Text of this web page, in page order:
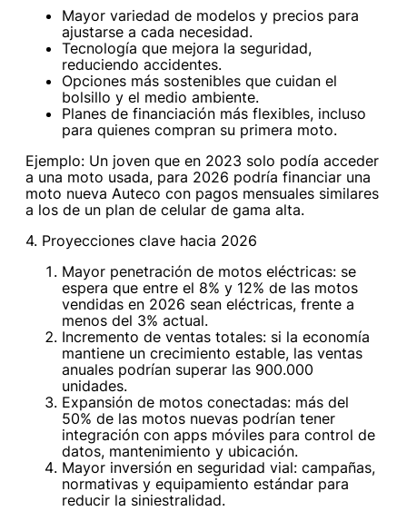
Mayor variedad de modelos y precios para
ajustarse a cada necesidad.
Tecnología que mejora la seguridad,
reduciendo accidentes.
Opciones más sostenibles que cuidan el
bolsillo y el medio ambiente.
Planes de financiación más flexibles, incluso
para quienes compran su primera moto.
Ejemplo: Un joven que en 2023 solo podía acceder
a una moto usada, para 2026 podría financiar una
moto nueva Auteco con pagos mensuales similares
a los de un plan de celular de gama alta.
4. Proyecciones clave hacia 2026
Mayor penetración de motos eléctricas: se
espera que entre el 8% y 12% de las motos
vendidas en 2026 sean eléctricas, frente a
menos del 3% actual.
Incremento de ventas totales: si la economía
mantiene un crecimiento estable, las ventas
anuales podrían superar las 900.000
unidades.
Expansión de motos conectadas: más del
50% de las motos nuevas podrían tener
integración con apps móviles para control de
datos, mantenimiento y ubicación.
Mayor inversión en seguridad vial: campañas,
normativas y equipamiento estándar para
reducir la siniestralidad.